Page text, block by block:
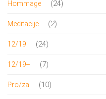
Hommage 2424
Meditacije 22
12/19 2424
12/19+ 77
Pro/za 1010